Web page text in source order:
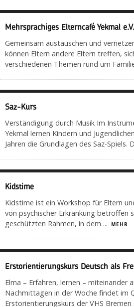
Mehrsprachiges Elterncafé Yekmal e.V.
Gemeinsam austauschen und
können Eltern andere Eltern treffen,
verschiedenen Themen rund um
Saz-Kurs
Verständigung durch Musik Im
Yekmal lernen Kindern und
Jahren die Grundlagen des Saz-Spiels.
Kidstime
Kidstime ist ein Workshop für Eltern
von psychischer Erkrankung betroffen
geschützten Rahmen, in dem ... MEHR
Erstorientierungskurs Deutsch als
Elma – Erfahren, lernen – miteinander
Nachmittagen in der Woche findet im
Erstorientierungskurs der VHS